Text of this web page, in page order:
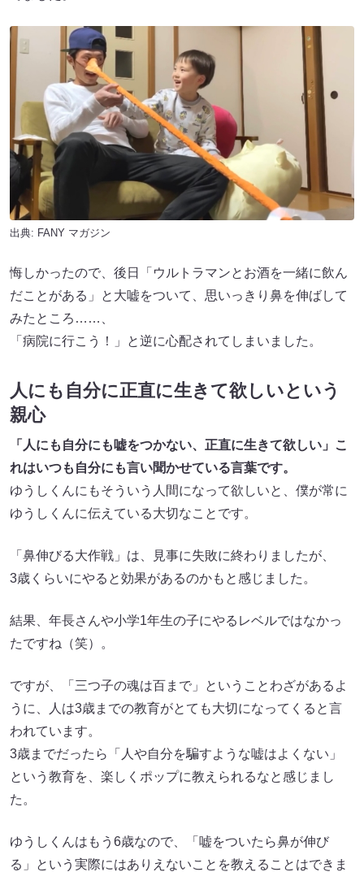
出典: FANY マガジン
悔しかったので、後日「ウルトラマンとお酒を一緒に飲ん
だことがある」と大嘘をついて、思いっきり鼻を伸ばして
みたところ……、
「病院に行こう！」と逆に心配されてしまいました。
人にも自分に正直に生きて欲しいという
親心
「人にも自分にも嘘をつかない、正直に生きて欲しい」こ
れはいつも自分にも言い聞かせている言葉です。
ゆうしくんにもそういう人間になって欲しいと、僕が常に
ゆうしくんに伝えている大切なことです。
「鼻伸びる大作戦」は、見事に失敗に終わりましたが、
3歳くらいにやると効果があるのかもと感じました。
結果、年長さんや小学1年生の子にやるレベルではなかっ
たですね（笑）。
ですが、「三つ子の魂は百まで」ということわざがあるよ
うに、人は3歳までの教育がとても大切になってくると言
われています。
3歳までだったら「人や自分を騙すような嘘はよくない」
という教育を、楽しくポップに教えられるなと感じまし
た。
ゆうしくんはもう6歳なので、「嘘をついたら鼻が伸び
る」という実際にはありえないことを教えることはできま